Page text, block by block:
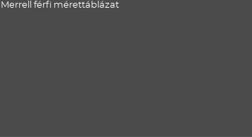
Merrell férfi mérettáblázat